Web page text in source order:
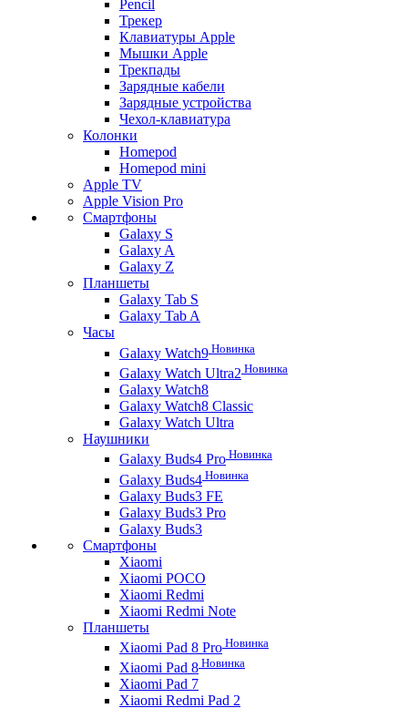
Pencil
Трекер
Клавиатуры Apple
Мышки Apple
Трекпады
Зарядные кабели
Зарядные устройства
Чехол-клавиатура
Колонки
Homepod
Homepod mini
Apple TV
Apple Vision Pro
Смартфоны
Galaxy S
Galaxy A
Galaxy Z
Планшеты
Galaxy Tab S
Galaxy Tab A
Часы
Galaxy Watch9 Новинка
Galaxy Watch Ultra2 Новинка
Galaxy Watch8
Galaxy Watch8 Classic
Galaxy Watch Ultra
Наушники
Galaxy Buds4 Pro Новинка
Galaxy Buds4 Новинка
Galaxy Buds3 FE
Galaxy Buds3 Pro
Galaxy Buds3
Смартфоны
Xiaomi
Xiaomi POCO
Xiaomi Redmi
Xiaomi Redmi Note
Планшеты
Xiaomi Pad 8 Pro Новинка
Xiaomi Pad 8 Новинка
Xiaomi Pad 7
Xiaomi Redmi Pad 2